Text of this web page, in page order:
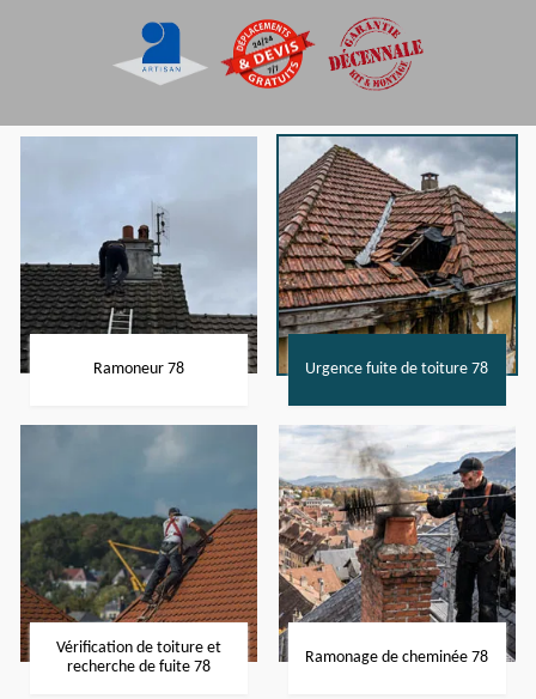
Ramoneur 78 Urgence fuite de toiture 78
Vérification de toiture et
recherche de fuite 78
Ramonage de cheminée 78